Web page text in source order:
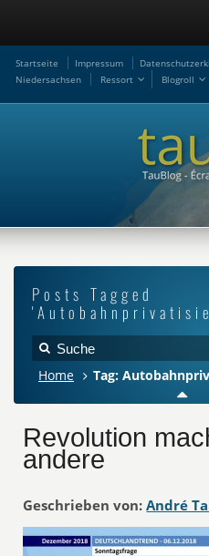
Startseite Impressum
Niedersachsen
Ressort Blogroll
Posts Tagged
Home Tag:
Revolution
andere
Geschrieben von: André